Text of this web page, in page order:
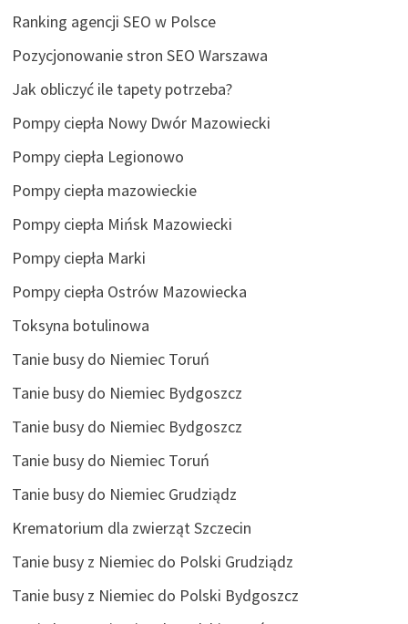
Ranking agencji SEO w Polsce
Pozycjonowanie stron SEO Warszawa
Jak obliczyć ile tapety potrzeba?
Pompy ciepła Nowy Dwór Mazowiecki
Pompy ciepła Legionowo
Pompy ciepła mazowieckie
Pompy ciepła Mińsk Mazowiecki
Pompy ciepła Marki
Pompy ciepła Ostrów Mazowiecka
Toksyna botulinowa
Tanie busy do Niemiec Toruń
Tanie busy do Niemiec Bydgoszcz
Tanie busy do Niemiec Bydgoszcz
Tanie busy do Niemiec Toruń
Tanie busy do Niemiec Grudziądz
Krematorium dla zwierząt Szczecin
Tanie busy z Niemiec do Polski Grudziądz
Tanie busy z Niemiec do Polski Bydgoszcz